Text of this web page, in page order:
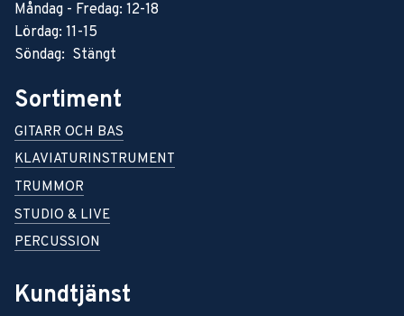
Måndag - Fredag: 12-18
Lördag: 11-15
Söndag: Stängt
Sortiment
GITARR OCH BAS
KLAVIATURINSTRUMENT
TRUMMOR
STUDIO & LIVE
PERCUSSION
Kundtjänst